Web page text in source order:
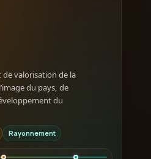
valorisation de la
du pays, de
du
Rayonnement